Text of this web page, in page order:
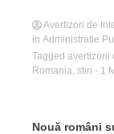
Avertizori de
in Administrație
Tagged avertizorii
Romania, stiri - 1
Nouă români